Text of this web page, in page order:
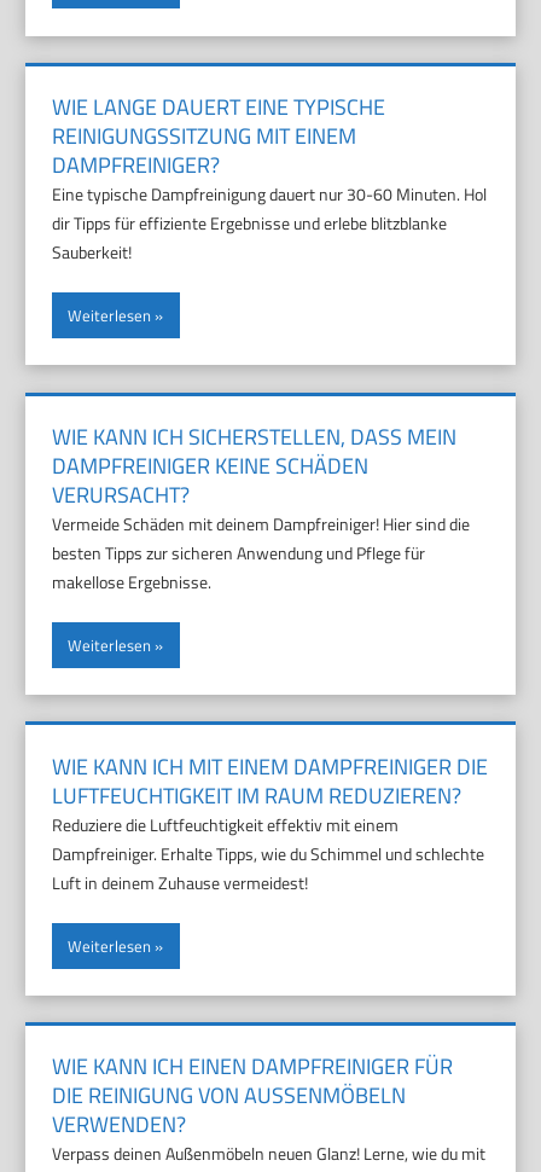
WIE LANGE DAUERT EINE TYPISCHE
REINIGUNGSSITZUNG MIT EINEM
DAMPFREINIGER?
Eine typische Dampfreinigung dauert nur 30-60 Minuten. Hol
dir Tipps für effiziente Ergebnisse und erlebe blitzblanke
Sauberkeit!
Weiterlesen
WIE KANN ICH SICHERSTELLEN, DASS MEIN
DAMPFREINIGER KEINE SCHÄDEN
VERURSACHT?
Vermeide Schäden mit deinem Dampfreiniger! Hier sind die
besten Tipps zur sicheren Anwendung und Pflege für
makellose Ergebnisse.
Weiterlesen
WIE KANN ICH MIT EINEM DAMPFREINIGER DIE
LUFTFEUCHTIGKEIT IM RAUM REDUZIEREN?
Reduziere die Luftfeuchtigkeit effektiv mit einem
Dampfreiniger. Erhalte Tipps, wie du Schimmel und schlechte
Luft in deinem Zuhause vermeidest!
Weiterlesen
WIE KANN ICH EINEN DAMPFREINIGER FÜR
DIE REINIGUNG VON AUSSENMÖBELN V
ERWENDEN?
Verpass deinen Außenmöbeln neuen Glanz! Lerne, wie du mit